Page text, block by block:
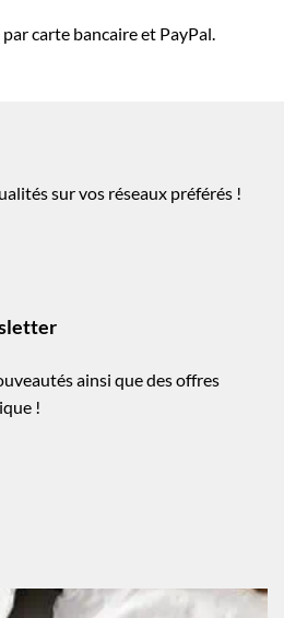
carte bancaire et PayPal.
sur vos réseaux préférés !
ainsi que des offres
!